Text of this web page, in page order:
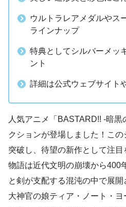
ウルトラレアメダルやス
ラインナップ
特典としてシルバーメッ
ント
詳細は公式ウェブサイト
人気アニメ「BASTARD!! -暗
クションが登場しました！こ
突破し、待望の新作として注目
物語は近代文明の崩壊から400
と剣が支配する混沌の中で展開
大神官の娘ティア・ノート・